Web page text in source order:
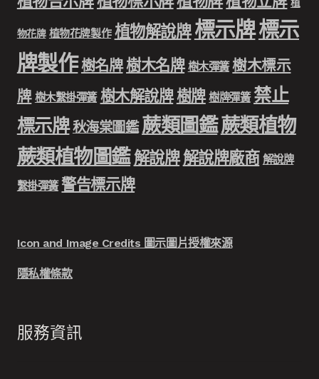
植
物花牌 植物花牌製作 植物解說牌 標示牌標示
牌製作樹名牌樹木名牌 樹木彈簧 樹木標示
牌 樹木繫掛彈簧 樹木解說牌樹牌 樹牌彈簧 禁止
標示牌 秋海棠圖鑑 蕨類圖鑑蕨類植物
蕨類植物圖鑑解說牌解說牌廠商 解說牌
繫掛彈簧 警告標示牌
Icon and Image Credits 圖示圖片授權來源
隱私權條款
服務資訊